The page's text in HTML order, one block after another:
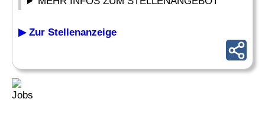
▶ Zur Stellenanzeige